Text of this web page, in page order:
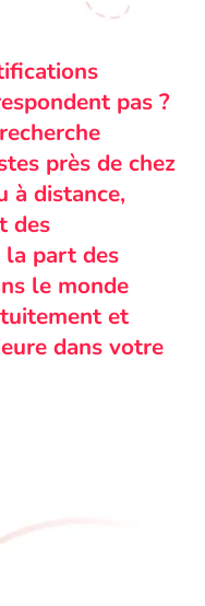
pas ?
près de chez
à distance,
des
la part des
le monde
et
dans votre